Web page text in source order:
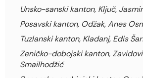
Unsko-sanski kanton, Ključ,
Posavski kanton, Odžak, Anes
Tuzlanski kanton, Kladanj, Edis
Zeničko-dobojski kanton,
Smailhodžić